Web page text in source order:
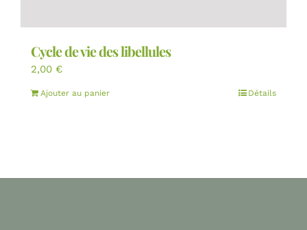
Cycle de vie des libellules
2,00 €
Ajouter au panier Détails